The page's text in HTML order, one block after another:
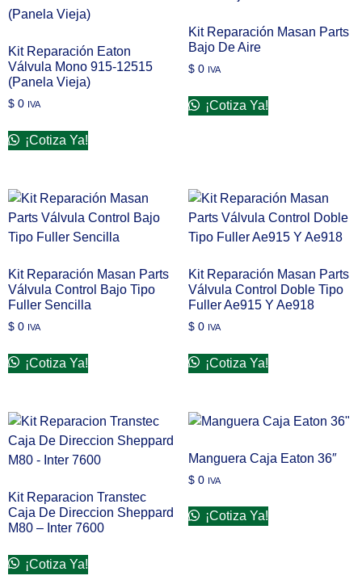
Kit Reparación Eaton
Válvula Mono 915-12515
(Panela Vieja)
$ 0 IVA
¡Cotiza Ya!
Kit Reparación Masan Parts
Bajo De Aire
$0 IVA
¡Cotiza Ya!
Kit Reparación Masan Parts
Válvula Control Bajo Tipo
Fuller Sencilla
$ 0 IVA
¡Cotiza Ya!
Kit Reparación Masan Parts
Válvula Control Doble Tipo
Fuller Ae915 Y Ae918
$0 IVA
¡Cotiza Ya!
Kit Reparacion Transtec
Caja De Direccion Sheppard
M80 – Inter 7600
¡Cotiza Ya!
Manguera Caja Eaton 36″
$0 IVA
¡Cotiza Ya!